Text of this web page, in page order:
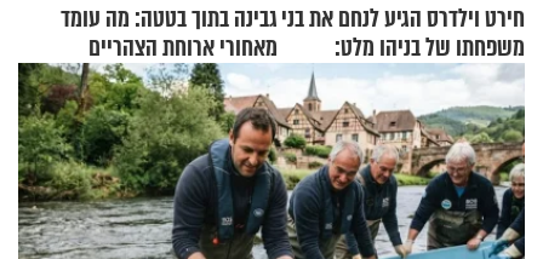
חירט וילדרס הגיע לנחם את בני
משפחתו של בניהו מלט:
"מיליונים באירופה תומכים
בכם"
גבינה בתוך בטטה: מה עומד
מאחורי ארוחת הצהריים
שכבשה את הרשת?